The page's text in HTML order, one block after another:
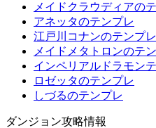
メイドクラウディアの
アネッタのテンプレ
江戸川コナンのテンプレ
メイドメタトロンのテ
インペリアルドラモン
ロゼッタのテンプレ
しづるのテンプレ
ダンジョン攻略情報